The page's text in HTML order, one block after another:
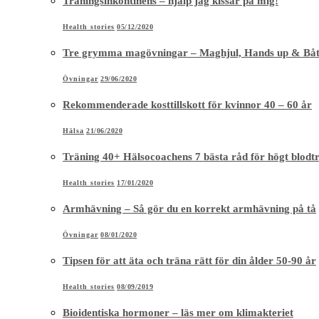
Health stories 05/12/2020
Tre grymma magövningar – Maghjul, Hands up &
Övningar 29/06/2020
Rekommenderade kosttillskott för kvinnor 40 – 60 år
Hälsa 21/06/2020
Träning 40+ Hälsocoachens 7 bästa råd för högt
Health stories 17/01/2020
Armhävning – Så gör du en korrekt armhävning på tå
Övningar 08/01/2020
Tipsen för att äta och träna rätt för din ålder 50-90 år
Health stories 08/09/2019
Bioidentiska hormoner – läs mer om klimakteriet